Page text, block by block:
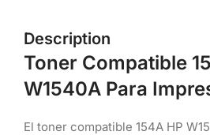
Description
Toner Compatible
W1540A Para
El toner compatible 154A HP